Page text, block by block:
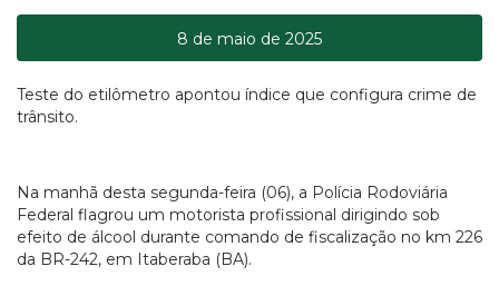
8 de maio de 2025
Teste do etilômetro apontou índice que configura crime de
trânsito.
Na manhã desta segunda-feira (06), a Polícia Rodoviária
Federal flagrou um motorista profissional dirigindo sob
efeito de álcool durante comando de fiscalização no km 226
da BR-242, em Itaberaba (BA).